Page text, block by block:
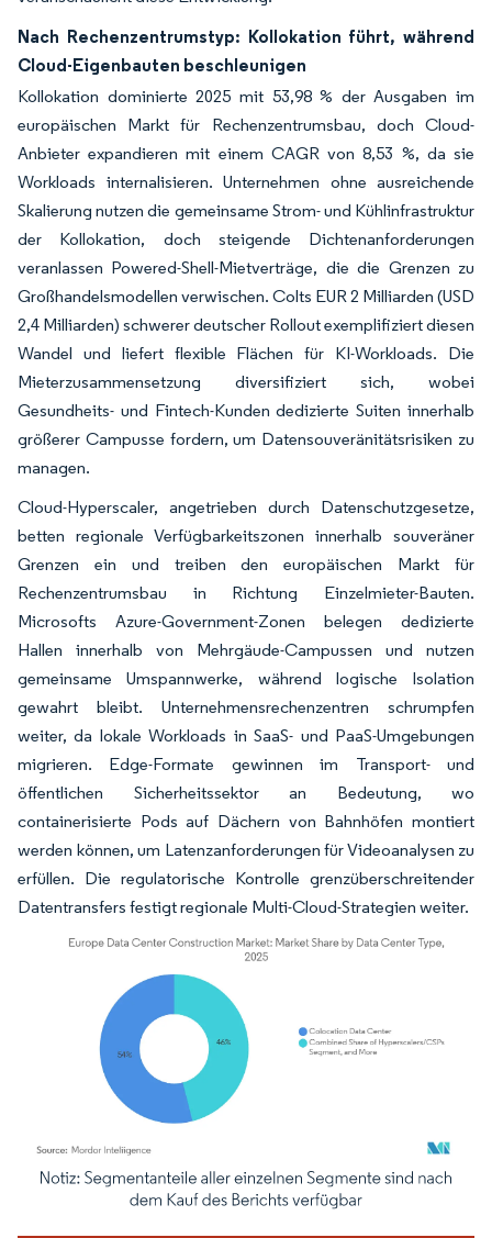
Nach Rechenzentrumstyp: Kollokation führt, während
Cloud-Eigenbauten beschleunigen
Kollokation dominierte 2025 mit 53,98 % der Ausgaben im
europäischen Markt für Rechenzentrumsbau, doch Cloud-
Anbieter expandieren mit einem CAGR von 8,53 %, da sie
Workloads internalisieren. Unternehmen ohne ausreichende
Skalierung nutzen die gemeinsame Strom- und Kühlinfrastruktur
der Kollokation, doch steigende Dichtenanforderungen
veranlassen Powered-Shell-Mietverträge, die die Grenzen zu
Großhandelsmodellen verwischen. Colts EUR 2 Milliarden (USD
2,4 Milliarden) schwerer deutscher Rollout exemplifiziert diesen
Wandel und liefert flexible Flächen für KI-Workloads. Die
Mieterzusammensetzung diversifiziert sich, wobei
Gesundheits- und Fintech-Kunden dedizierte Suiten innerhalb
größerer Campusse fordern, um Datensouveränitätsrisiken zu
managen.
Cloud-Hyperscaler, angetrieben durch Datenschutzgesetze,
betten regionale Verfügbarkeitszonen innerhalb souveräner
Grenzen ein und treiben den europäischen Markt für
Rechenzentrumsbau in Richtung Einzelmieter-Bauten.
Microsofts Azure-Government-Zonen belegen dedizierte
Hallen innerhalb von Mehrgäude-Campussen und nutzen
gemeinsame Umspannwerke, während logische Isolation
gewahrt bleibt. Unternehmensrechenzentren schrumpfen
weiter, da lokale Workloads in SaaS- und PaaS-Umgebungen
migrieren. Edge-Formate gewinnen im Transport- und
öffentlichen Sicherheitssektor an Bedeutung, wo
containerisierte Pods auf Dächern von Bahnhöfen montiert
werden können, um Latenzanforderungen für Videoanalysen zu
erfüllen. Die regulatorische Kontrolle grenzüberschreitender
Datentransfers festigt regionale Multi-Cloud-Strategien weiter.
Bild © Mordor Intelligence. Wiederverwendung erfordert Namensnennung